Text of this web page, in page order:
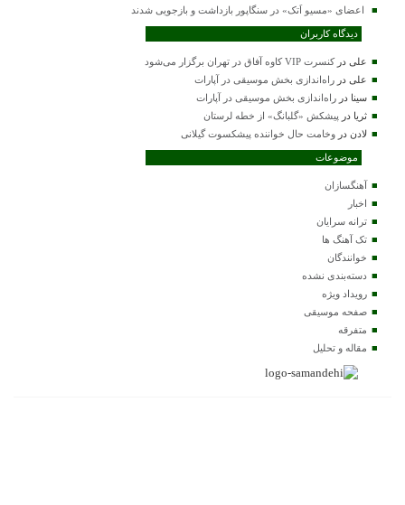
اعضای «مسیو اَتک» در سنگاپور بازداشت و بازجویی شدند
دیدگاه کاربران
علی درکنسرت VIP کاوه آفاق در تهران برگزار می‌شود
علی در راه‌اندازی بخش موسیقی در آپارات
سینا در راه‌اندازی بخش موسیقی در آپارات
ثریا در پیشکش «گلبانگ» از خطه لرستان
لادن در وخامت حال خواننده پیشکسوت گیلانی
موضوعات
آهنگسازان
اخبار
ترانه سرایان
تک آهنگ ها
خوانندگان
دسته‌بندی نشده
رویداد ویژه
صفحه موسیقی
متفرقه
مقاله و تحلیل